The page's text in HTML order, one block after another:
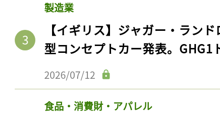
製造業
【イギリス】ジャガー・ラン
型コンセプトカー発表。GHG1
2026/07/12
食品・消費財・アパレル